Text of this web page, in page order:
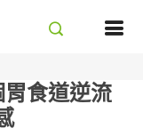
食道逆流